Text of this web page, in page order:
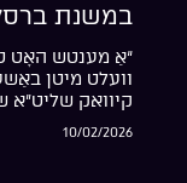
במשנת
“אַ מענטש האָט
וועלט מיטן
קיוואק שליט”א
10/02/2026